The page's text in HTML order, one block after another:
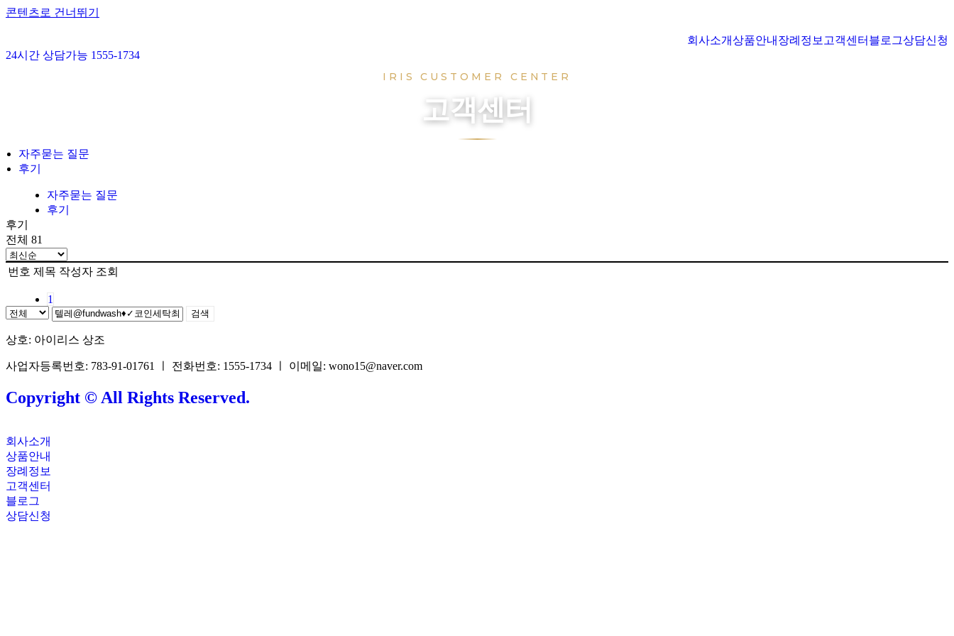
콘텐츠로 건너뛰기
회사소개상품안내 장례정보 고객센터 블로그상담신청
24시간 상담가능 1555-1734
IRIS CUSTOMER CENTER
고객센터
자주묻는 질문
후기
자주묻는 질문
후기
후기
전체 81
번호 제목 작성자 조회
1
검색
상호: 아이리스 상조
사업자등록번호: 783-91-01761 ㅣ 전화번호: 1555-1734 ㅣ 이메일: wono15@naver.com
Copyright © All Rights Reserved.
회사소개
상품안내
장례정보
고객센터
블로그
상담신청